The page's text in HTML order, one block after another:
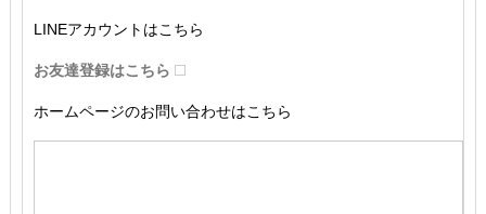
LINEアカウントはこちら
お友達登録はこちら
ホームページのお問い合わせはこちら